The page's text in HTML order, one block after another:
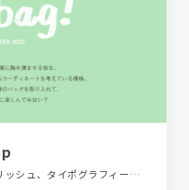
LP・特集ページ、カラフル、スタイリッシュ、タイポグラフィー、ファッション・ビューティー、ポップ